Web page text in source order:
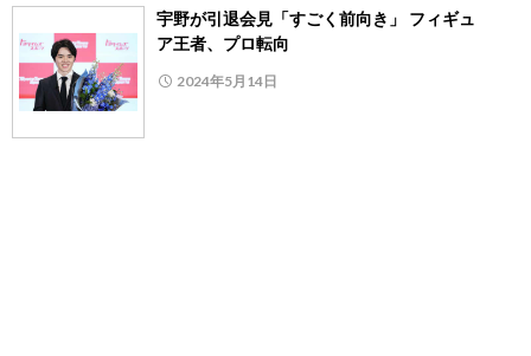
宇野が引退会見「すごく前向き」 フィギュ
ア王者、プロ転向
2024年5月14日